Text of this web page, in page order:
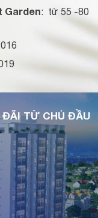
Garden: từ 55 -80
ĐÃI TỪ CHỦ ĐẦU